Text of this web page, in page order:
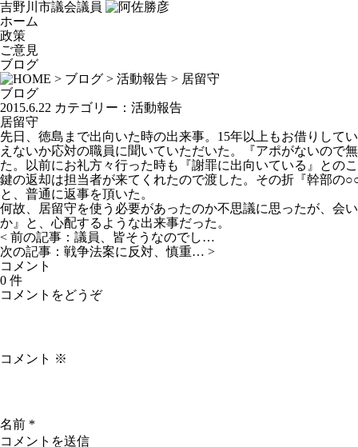
吉野川市議会議員
ホーム
政策
ご意見
ブログ
> ブログ > 活動報告 > 居留守
ブログ
2015.6.22 カテゴリー： 活動報告
居留守
先日、徳島まで出向いた時の出来事。15年以上もお借りして
えないか応対の職員に聞いていただいた。『アポがないので
た。以前にお礼方々行った時も『謝罪に出向いている』との
鍵の返却は担当者が来てくれたので渡した。その折『幹部の
と、普通に返事を頂いた。
何故、居留守を使う必要があったのか不思議に思ったが、会
か』と、心配するような出来事だった。
< 前の記事： 議員、皆そうなのでし…
次の記事： 戦争法案に反対、慎重… >
コメント
0 件
コメントをどうぞ
コメント ※
名前 *